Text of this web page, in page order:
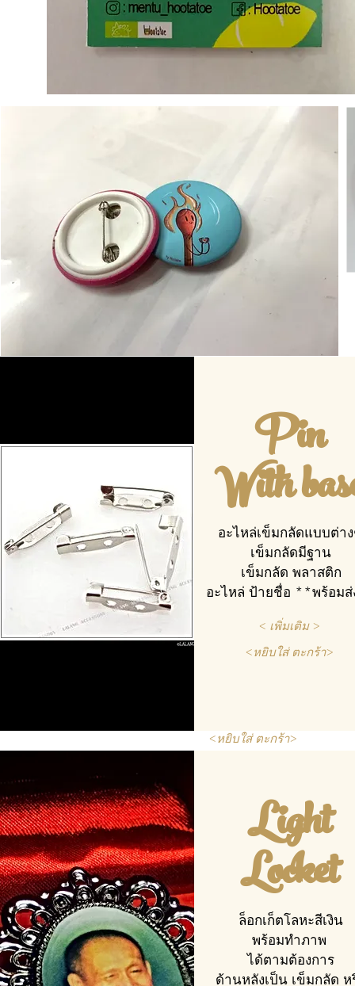
Pin
With
อะไหล่เข็มกลัดแบบต่า
เข็มกลัดมีฐาน
เข็มกลัด พลาสติก
อะไหล่ ป้ายชื่อ **พร้อม
< เพิ่มเติม >
<หยิบใส่ ตะกร้า>
<หยิบใส่ ตะกร้า>
Light
Locket
ล็อกเก็ตโลหะสีเงิน
พร้อมทำภาพ
ได้ตามต้องการ
ด้านหลังเป็น เข็มกลัด ห